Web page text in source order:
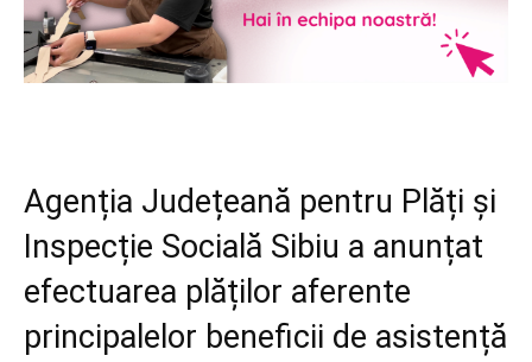
Agenția Județeană pentru Plăți și
Inspecție Socială Sibiu a anunțat
efectuarea plăților aferente
principalelor beneficii de asistență